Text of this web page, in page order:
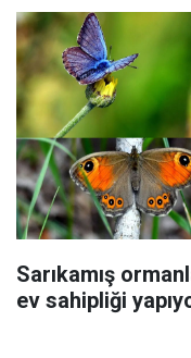
Sarıkamış
ev sahipliği